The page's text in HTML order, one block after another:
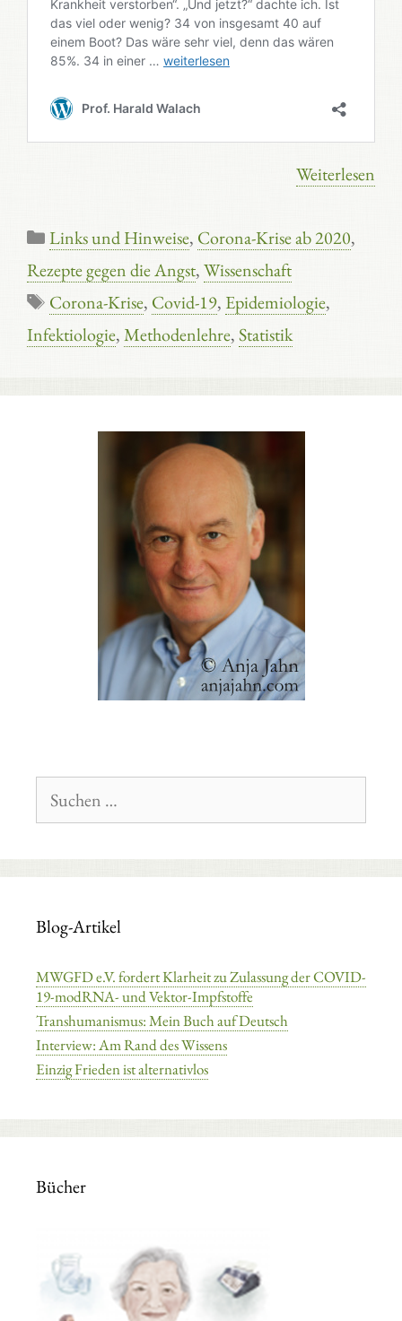
Weiterlesen
Kategorien
Links und Hinweise, Corona-Krise ab 2020,
Rezepte gegen die Angst,Wissenschaft
Schlagwörter
Corona-Krise, Covid-19, Epidemiologie,
Infektiologie,Methodenlehre,Statistik
nach:
Blog-Artikel
MWGFD e.V. fordert Klarheit zu Zulassung der COVID-
19-modRNA- und Vektor-Impfstoffe
Transhumanismus: Mein Buch auf Deutsch
Interview: Am Rand des Wissens
Einzig Frieden ist alternativlos
Bücher